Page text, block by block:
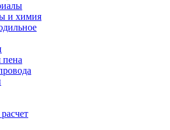
и химия
пена